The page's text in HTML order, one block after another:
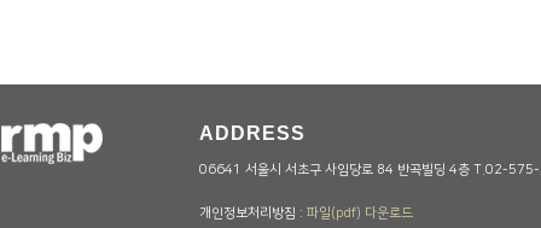
ADDRESS
06641 서울시 서초구 사임당로 84 반곡빌딩 4층 T.02-
개인정보처리방침 : 파일(pdf) 다운로드